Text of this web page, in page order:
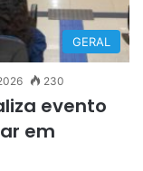
GERAL
230
evento
em